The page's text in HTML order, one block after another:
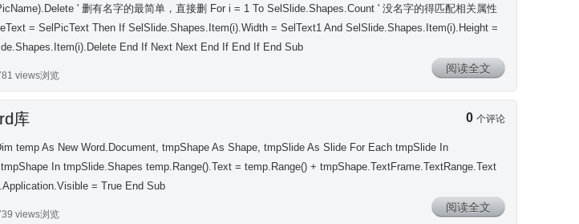
' 删有名字的最简单，直接删 For i = 1 To SelSlide.Shapes.Count ' 没名字的得匹配相关属性
= SelPicText Then If SelSlide.Shapes.Item(i).Width = SelText1 And SelSlide.Shapes.Item(i).Height =
End If Next Next End If End If End Sub
views浏览
阅读全文
库 0个评论
temp As New Word.Document, tmpShape As Shape, tmpSlide As Slide For Each tmpSlide In
In tmpSlide.Shapes temp.Range().Text = temp.Range() + tmpShape.TextFrame.TextRange.Text
= True End Sub
views浏览
阅读全文